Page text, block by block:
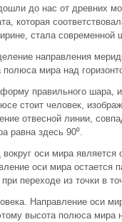
до нас от древних
которая
стала современной
направления
мира над
правильного шара,
стоит человек,
отвесной линии,
равна здесь 90⁰.
оси мира
оси мира
переходе из точки в
Направление оси
высота полюса мира